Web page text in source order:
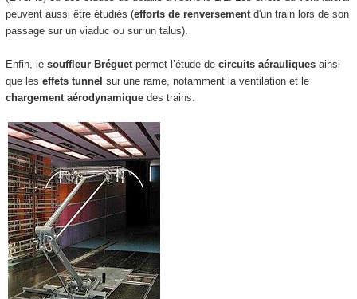
peuvent aussi être étudiés (efforts de renversementd'un train lors de son
passage sur un viaduc ou sur un talus).
Enfin, le souffleur Bréguetpermet l’étude de circuits aérauliquesainsi
que les effets tunnel sur une rame, notamment la ventilation et le
chargement aérodynamique des trains.